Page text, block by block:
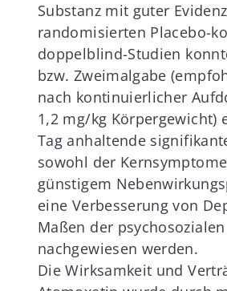
Substanz mit guter
randomisierten Placebo-
doppelblind-Studien
bzw. Zweimalgabe
nach kontinuierlicher
1,2 mg/kg Körpergewicht)
Tag anhaltende
sowohl der
günstigem
eine Verbesserung von
Maßen der
nachgewiesen werden.
Die Wirksamkeit und